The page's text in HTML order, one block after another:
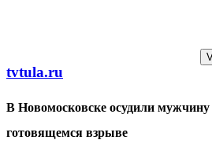
tvtula.ru
В Новомосковске осудили мужчину
готовящемся взрыве